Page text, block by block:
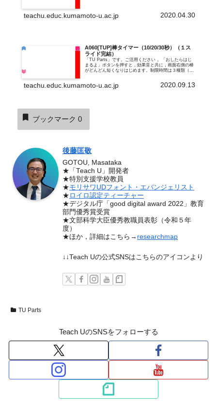
teachu.educ.kumamoto-u.ac.jp 2020.04.30
A060[TUP]棒タイマー（10/20/30秒）（１ス
ライド完結）
「TU Parts」です。ご活用ください 。「おしたらはじ
まるよ」ボタンを押すと，効果音と共に，画面右側の棒
がどんどん短くなりはじめます。制限時間は３種類（10
teachu.educ.kumamoto-u.ac.jp 2020.09.13
ブックマーク 0
後藤匡敬
GOTOU, Masataka
★「Teach U」開発者
★特別支援学校教員
★モリサワUDフォント・エバンジェリスト
★ ロイロ認定ティーチャー
★デジタル庁「good digital award 2022」教育
部門優秀賞受賞
★文部科学大臣優秀教職員表彰（令和５年
度）
★ほか，詳細はこちら→ researchmap
↓↓Teach Uの公式SNSはこちらのアイコンより
TU Parts
Teach UのSNSをフォローする